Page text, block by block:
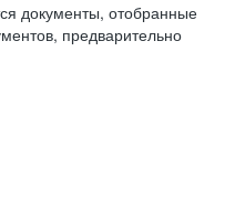
документы, отобранные
предварительно